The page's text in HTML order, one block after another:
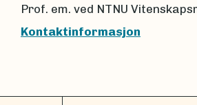
Prof. em. ved NTNU
Kontaktinformasjon